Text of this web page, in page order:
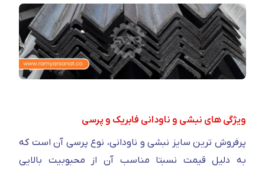
ویژگی های نبشی و ناودانی فابریک و پرسی
پرفروش ترین سایز نبشی و ناودانی، نوع پرسی آن است که
به دلیل قیمت نسبتا مناسب آن از محبوبیت بالایی